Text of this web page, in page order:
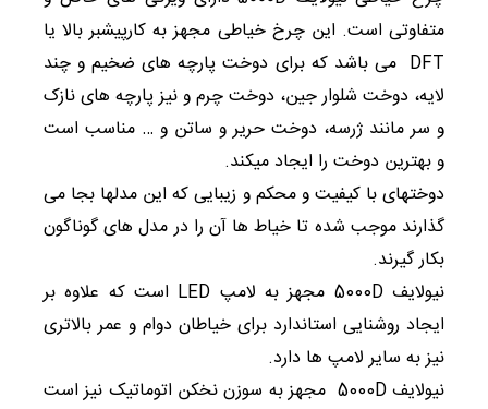
متفاوتی است. این چرخ خیاطی مجهز به کارپیشبر بالا یا
DFT می باشد که برای دوخت پارچه های ضخیم و چند
لایه، دوخت شلوار جین، دوخت چرم و نیز پارچه های نازک
و سر مانند ژرسه، دوخت حریر و ساتن و … مناسب است
و بهترین دوخت را ایجاد میکند.
دوختهای با کیفیت و محکم و زیبایی که این مدلها بجا می
گذارند موجب شده تا خیاط ها آن را در مدل های گوناگون
بکار گیرند.
نیولایف 5000D مجهز به لامپ LED است که علاوه بر
ایجاد روشنایی استاندارد برای خیاطان دوام و عمر بالاتری
نیز به سایر لامپ ها دارد.
نیولایف 5000D مجهز به سوزن نخکن اتوماتیک نیز است